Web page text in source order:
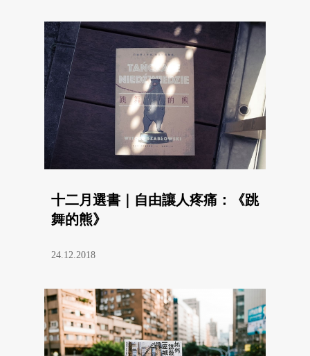
十二月選書｜自由讓人疼痛：《跳
舞的熊》
24.12.2018